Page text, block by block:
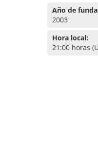
Año de
2003
Hora local:
21:00 horas